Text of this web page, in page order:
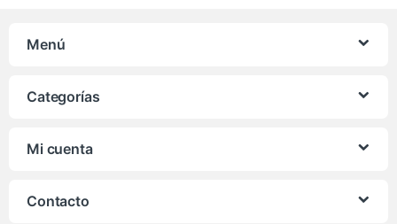
Menú
Categorías
Mi cuenta
Contacto